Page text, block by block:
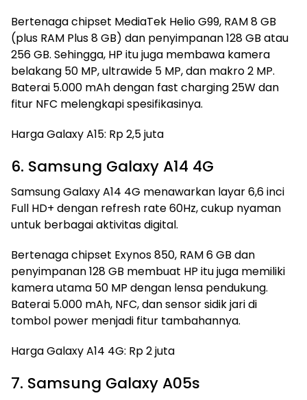
Bertenaga chipset MediaTek Helio G99, RAM 8 GB
(plus RAM Plus 8 GB) dan penyimpanan 128 GB atau
256 GB. Sehingga, HP itu juga membawa kamera
belakang 50 MP, ultrawide 5 MP, dan makro 2 MP.
Baterai 5.000 mAh dengan fast charging 25W dan
fitur NFC melengkapi spesifikasinya.
Harga Galaxy A15: Rp 2,5 juta
6. Samsung Galaxy A14 4G
Samsung Galaxy A14 4G menawarkan layar 6,6 inci
Full HD+ dengan refresh rate 60Hz, cukup nyaman
untuk berbagai aktivitas digital.
Bertenaga chipset Exynos 850, RAM 6 GB dan
penyimpanan 128 GB membuat HP itu juga memiliki
kamera utama 50 MP dengan lensa pendukung.
Baterai 5.000 mAh, NFC, dan sensor sidik jari di
tombol power menjadi fitur tambahannya.
Harga Galaxy A14 4G: Rp 2 juta
7. Samsung Galaxy A05s